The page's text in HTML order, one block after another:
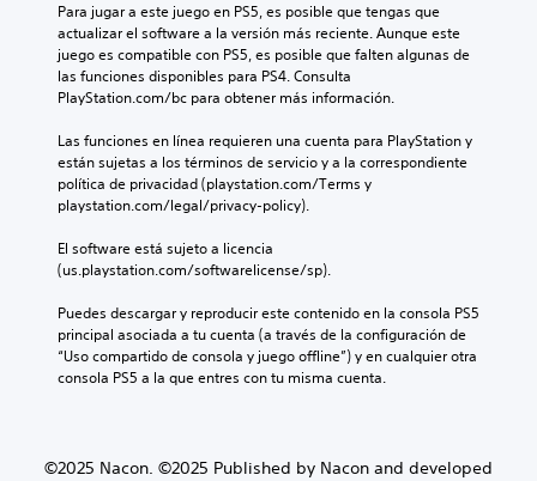
Para jugar a este juego en PS5, es posible que tengas que
actualizar el software a la versión más reciente. Aunque este
juego es compatible con PS5, es posible que falten algunas de
las funciones disponibles para PS4. Consulta
PlayStation.com/bc para obtener más información.
Las funciones en línea requieren una cuenta para PlayStation y
están sujetas a los términos de servicio y a la correspondiente
política de privacidad (playstation.com/Terms y
playstation.com/legal/privacy-policy).
El software está sujeto a licencia
(us.playstation.com/softwarelicense/sp).
Puedes descargar y reproducir este contenido en la consola PS5
principal asociada a tu cuenta (a través de la configuración de
“Uso compartido de consola y juego offline”) y en cualquier otra
consola PS5 a la que entres con tu misma cuenta.
©2025 Nacon. ©2025 Published by Nacon and developed